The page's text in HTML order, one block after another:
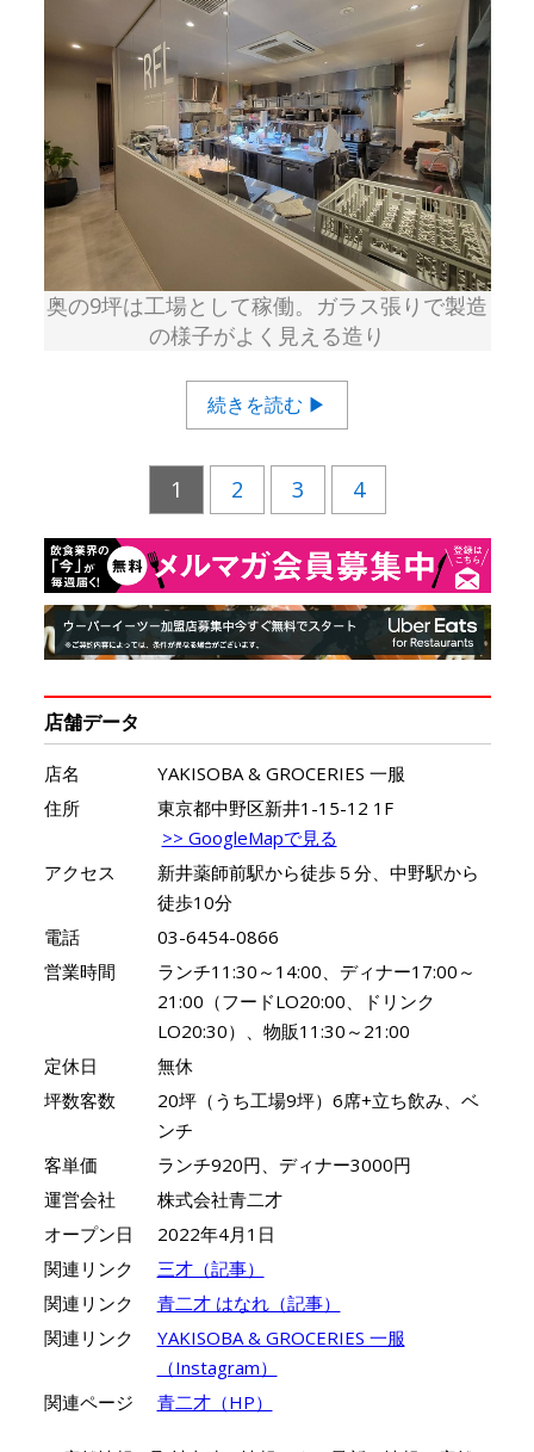
奥の9坪は工場として稼働。ガラス張りで製造
の様子がよく見える造り
続きを読む ▶
1 2 3 4
店舗データ
店名
YAKISOBA & GROCERIES 一服
住所
東京都中野区新井1-15-12 1F
>> GoogleMapで見る
アクセス
新井薬師前駅から徒歩５分、中野駅から
徒歩10分
電話
03-6454-0866
営業時間
ランチ11:30～14:00、ディナー17:00～
21:00（フードLO20:00、ドリンク
LO20:30）、物販11:30～21:00
定休日
無休
坪数客数
20坪（うち工場9坪）6席+立ち飲み、ベ
ンチ
客単価
ランチ920円、ディナー3000円
運営会社
株式会社青二才
オープン日
2022年4月1日
関連リンク
三才（記事）
関連リンク
青二才 はなれ（記事）
関連リンク
YAKISOBA & GROCERIES 一服
（Instagram）
関連ページ
青二才（HP）